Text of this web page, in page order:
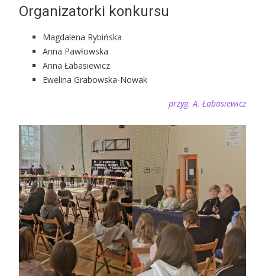
Organizatorki konkursu
Magdalena Rybińska
Anna Pawłowska
Anna Łabasiewicz
Ewelina Grabowska-Nowak
przyg. A. Łabasiewicz